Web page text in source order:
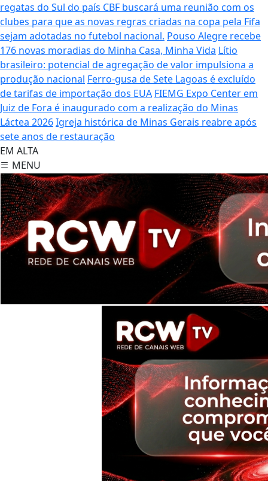
regatas do Sul do país CBF buscará uma reunião com os
clubes para que as novas regras criadas na copa pela Fifa
sejam adotadas no futebol nacional. Pouso Alegre recebe
176 novas moradias do Minha Casa, Minha Vida Lítio
brasileiro: potencial de agregação de valor impulsiona a
produção nacional Ferro-gusa de Sete Lagoas é excluído
de tarifas de importação dos EUA FIEMG Expo Center em
Juiz de Fora é inaugurado com a realização do Minas
Láctea 2026Igreja histórica de Minas Gerais reabre após
sete anos de restauração
EM ALTA
MENU